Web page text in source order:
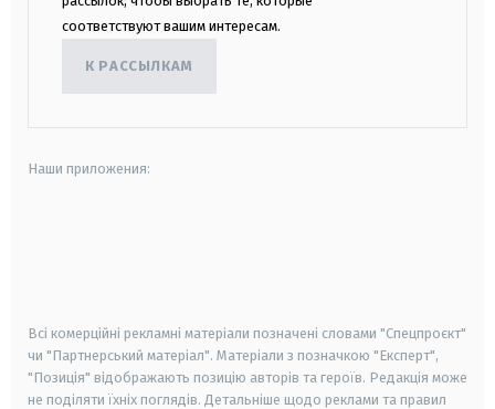
соответствуют вашим интересам.
К РАССЫЛКАМ
Наши приложения:
Всі комерційні рекламні матеріали позначені словами "Спецпроєкт"
чи "Партнерський матеріал". Матеріали з позначкою "Експерт",
"Позиція" відображають позицію авторів та героїв. Редакція може
не поділяти їхніх поглядів. Детальніше щодо реклами та правил